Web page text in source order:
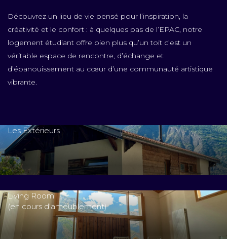
Découvrez un lieu de vie pensé pour l’inspiration, la
créativité et le confort : à quelques pas de l’EPAC, notre
logement étudiant offre bien plus qu’un toit c’est un
véritable espace de rencontre, d’échange et
d’épanouissement au cœur d’une communauté artistique
vibrante.
Les Extérieurs
Living Room
(en cours d'ameublement)